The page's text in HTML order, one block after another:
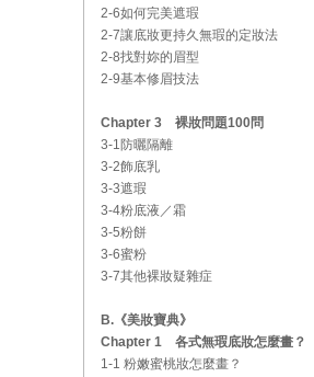
2-6如何完美遮瑕
2-7讓底妝更持久無瑕的定妝法
2-8找對妳的眉型
2-9基本修眉技法
Chapter 3 裸妝問題100問
3-1防曬隔離
3-2飾底乳
3-3遮瑕
3-4粉底液／霜
3-5粉餅
3-6蜜粉
3-7其他裸妝疑雜症
B.《美妝寶典》
Chapter 1 各式無瑕底妝怎麼畫？
1-1 粉嫩蜜桃妝怎麼畫？